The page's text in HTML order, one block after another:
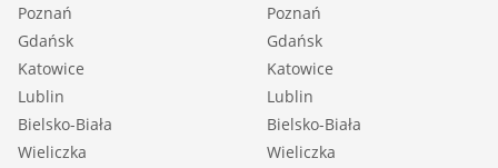
Poznań
Gdańsk
Katowice
Lublin
Bielsko-Biała
Wieliczka
Poznań
Gdańsk
Katowice
Lublin
Bielsko-Biała
Wieliczka